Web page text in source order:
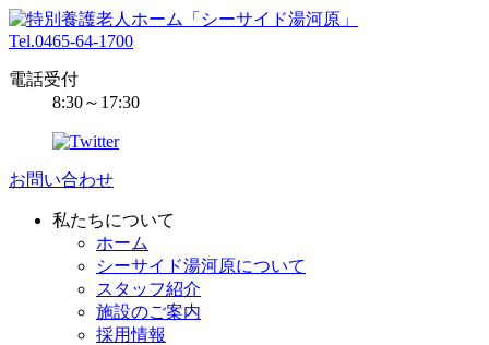
Tel.0465-64-1700
電話受付
8:30～17:30
お問い合わせ
私たちについて
ホーム
シーサイド湯河原について
スタッフ紹介
施設のご案内
採用情報